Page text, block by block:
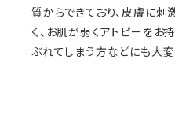
質からできており、皮膚に刺
く、お肌が弱くアトピーをお
ぶれてしまう方などにも大